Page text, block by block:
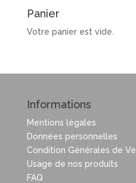
Panier
Votre panier est vide.
Informations
Mentions légales
Données personnelles
Condition Générales de
Usage de nos produits
FAQ